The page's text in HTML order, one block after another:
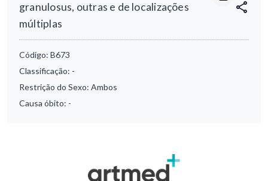
granulosus, outras e de localizações
múltiplas
Código: B673
Classificação: -
Restrição do Sexo: Ambos
Causa óbito: -